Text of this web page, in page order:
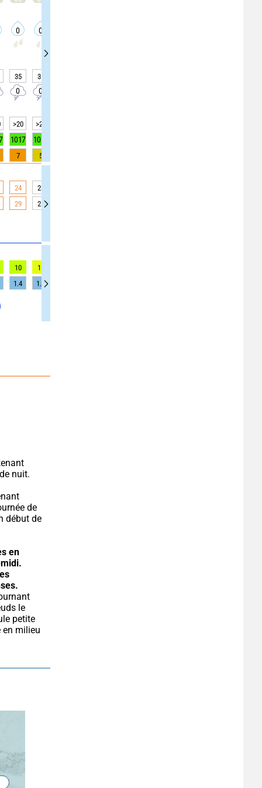
0 0
35 35
0 0
>20 >20
1017 1017
7 5
24 23
29 28
10 11
1.4 1.5
nuit.
de
début de
en
le
petite
en milieu